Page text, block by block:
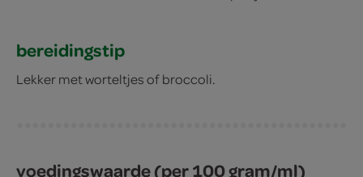
bereidingstip
Lekker met worteltjes of broccoli.
voedingswaarde (per 100 gram/ml)